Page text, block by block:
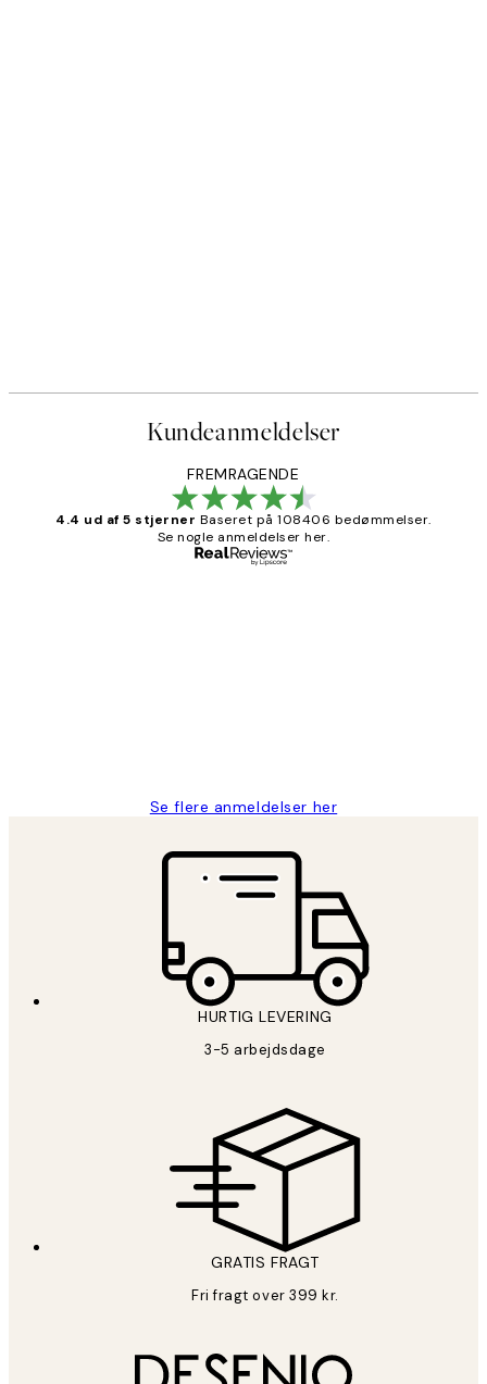
Kundeanmeldelser
FREMRAGENDE
4.4 ud af 5 stjerner Baseret på 108406 bedømmelser.
Se nogle anmeldelser her.
Se flere anmeldelser her
HURTIG LEVERING
3-5 arbejdsdage
GRATIS FRAGT
Fri fragt over 399 kr.